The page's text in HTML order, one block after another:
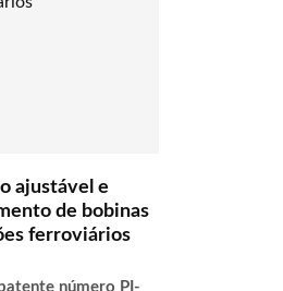
ajustável e
de bobinas
ferroviários
número PI-